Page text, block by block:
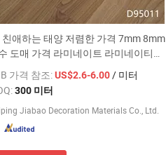
친애하는 태양 저렴한 가격 7mm 8mm
도매 가격 라미네이트 라미네이티드
재
가격 참조:US$2.6-6.00/ 미터
300 미터
Jiabao Decoration Materials Co., Ltd.